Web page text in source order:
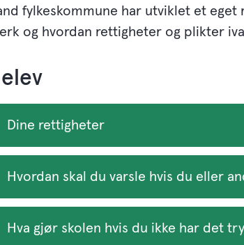
fylkeskommune har utviklet et
og hvordan rettigheter og plikter
Dine rettigheter
Hvordan skal du varsle hvis du eller
Hva gjør skolen hvis du ikke har det